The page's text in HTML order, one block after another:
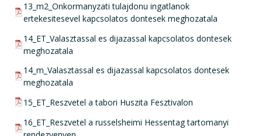
pdf csatolmány:
13_m2_Onkormanyzati tulajdonu ingatlanok
ertekesitesevel kapcsolatos dontesek meghozatala
pdf csatolmány:
14_ET_Valasztassal es dijazassal kapcsolatos dontesek
meghozatala
pdf csatolmány:
14_m_Valasztassal es dijazassal kapcsolatos dontesek
meghozatala
pdf csatolmány:
15_ET_Reszvetel a tabori Huszita Fesztivalon
pdf csatolmány:
16_ET_Reszvetel a russelsheimi Hessentag tartomanyi